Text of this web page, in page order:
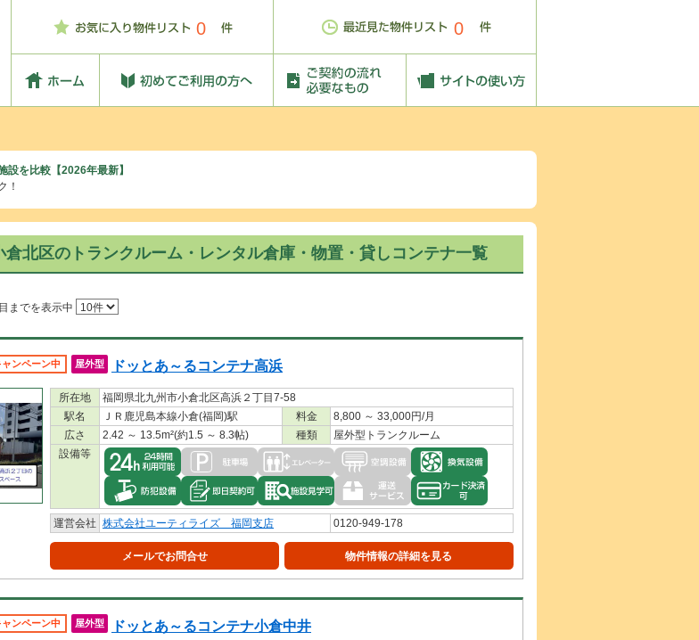
0 0
を比較【2026年最新】
！
倉北区のトランクルーム・レンタル倉庫・物置・貸しコンテナ一覧
までを表示中
ャンペーン中 屋外型 ドッとあ～るコンテナ高浜
所在地
福岡県北九州市小倉北区高浜２丁目7-58
駅名
ＪＲ鹿児島本線小倉(福岡)駅 料金
8,800 ～ 33,000円/月
広さ
2.42 ～ 13.5m²(約1.5 ～ 8.3帖) 種類
屋外型トランクルーム
設備等
運営会社 株式会社ユーティライズ 福岡支店 0120-949-178
メールでお問合せ 物件情報の詳細を見る
ャンペーン中 屋外型 ドッとあ～るコンテナ小倉中井